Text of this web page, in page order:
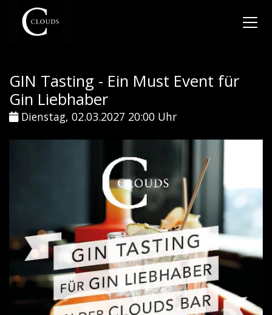
GIN Tasting - Ein Must Event für
Gin Liebhaber
Dienstag, 02.03.2027 20:00 Uhr